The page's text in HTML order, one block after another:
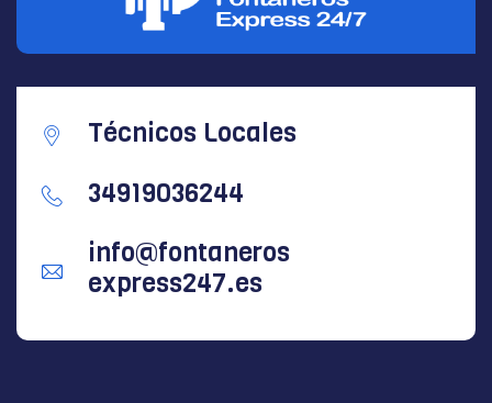
Técnicos Locales
34919036244
info@fontaneros
express247.es